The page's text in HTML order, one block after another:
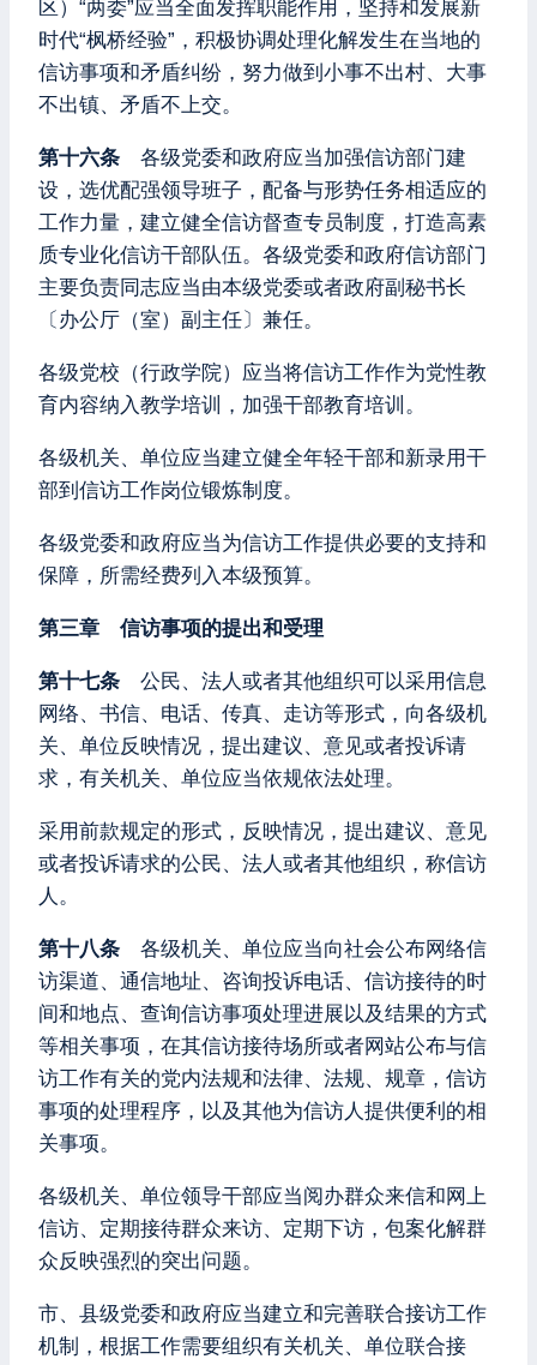
区）“两委”应当全面发挥职能作用，坚持和发展新
时代“枫桥经验”，积极协调处理化解发生在当地的
信访事项和矛盾纠纷，努力做到小事不出村、大事
不出镇、矛盾不上交。
第十六条 各级党委和政府应当加强信访部门建
设，选优配强领导班子，配备与形势任务相适应的
工作力量，建立健全信访督查专员制度，打造高素
质专业化信访干部队伍。各级党委和政府信访部门
主要负责同志应当由本级党委或者政府副秘书长
〔办公厅（室）副主任〕兼任。
各级党校（行政学院）应当将信访工作作为党性教
育内容纳入教学培训，加强干部教育培训。
各级机关、单位应当建立健全年轻干部和新录用干
部到信访工作岗位锻炼制度。
各级党委和政府应当为信访工作提供必要的支持和
保障，所需经费列入本级预算。
第三章 信访事项的提出和受理
第十七条 公民、法人或者其他组织可以采用信息
网络、书信、电话、传真、走访等形式，向各级机
关、单位反映情况，提出建议、意见或者投诉请
求，有关机关、单位应当依规依法处理。
采用前款规定的形式，反映情况，提出建议、意见
或者投诉请求的公民、法人或者其他组织，称信访
人。
第十八条 各级机关、单位应当向社会公布网络信
访渠道、通信地址、咨询投诉电话、信访接待的时
间和地点、查询信访事项处理进展以及结果的方式
等相关事项，在其信访接待场所或者网站公布与信
访工作有关的党内法规和法律、法规、规章，信访
事项的处理程序，以及其他为信访人提供便利的相
关事项。
各级机关、单位领导干部应当阅办群众来信和网上
信访、定期接待群众来访、定期下访，包案化解群
众反映强烈的突出问题。
市、县级党委和政府应当建立和完善联合接访工作
机制，根据工作需要组织有关机关、单位联合接